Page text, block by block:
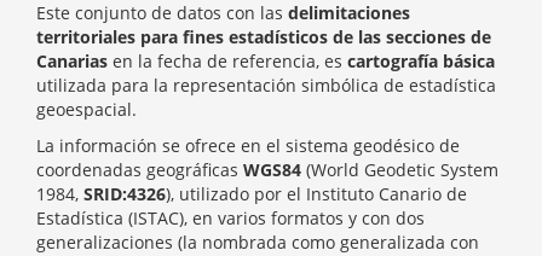
Este conjunto de datos con las delimitaciones
territoriales para fines estadísticos de las secciones de
Canarias en la fecha de referencia, es cartografía básica
utilizada para la representación simbólica de estadística
geoespacial.
La información se ofrece en el sistema geodésico de
coordenadas geográficas WGS84 (World Geodetic System
1984, SRID:4326), utilizado por el Instituto Canario de
Estadística (ISTAC), en varios formatos y con dos
generalizaciones (la nombrada como generalizada con